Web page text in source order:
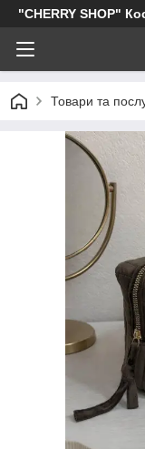
"CHERRY SHOP"
Товари та